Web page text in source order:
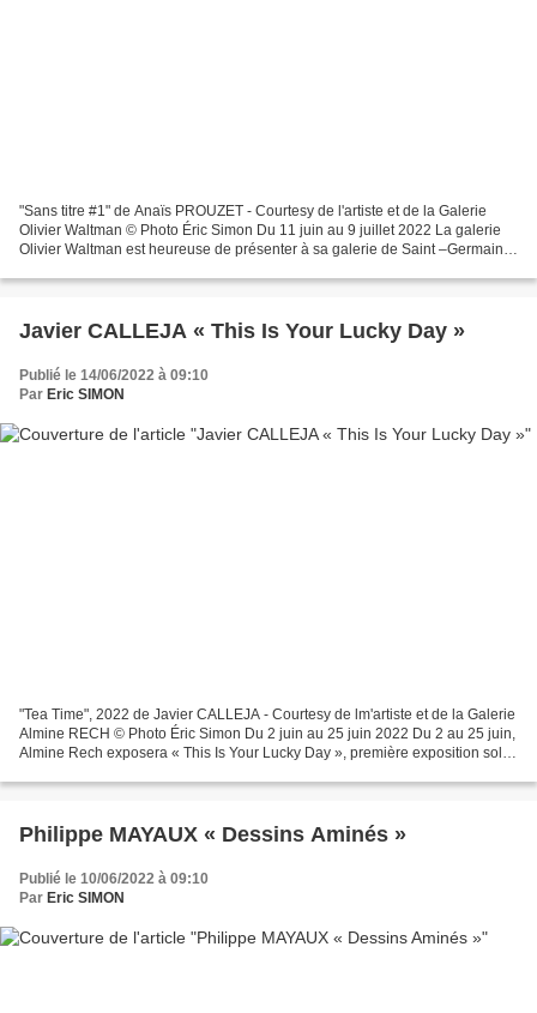
"Sans titre #1" de Anaïs PROUZET - Courtesy de l'artiste et de la Galerie
Olivier Waltman © Photo Éric Simon Du 11 juin au 9 juillet 2022 La galerie
Olivier Waltman est heureuse de présenter à sa galerie de Saint –Germain-
Javier CALLEJA « This Is Your Lucky Day »
Publié le 14/06/2022 à 09:10
Par Eric SIMON
"Tea Time", 2022 de Javier CALLEJA - Courtesy de lm'artiste et de la Galerie
Almine RECH © Photo Éric Simon Du 2 juin au 25 juin 2022 Du 2 au 25 juin,
Almine Rech exposera « This Is Your Lucky Day », première exposition solo
Philippe MAYAUX « Dessins Aminés »
Publié le 10/06/2022 à 09:10
Par Eric SIMON